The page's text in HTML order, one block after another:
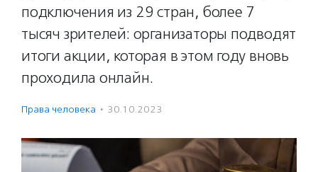
подключения из 29 стран, более 7
тысяч зрителей: организаторы подводят
итоги акции, которая в этом году вновь
проходила онлайн.
Права человека · 30.10.2023